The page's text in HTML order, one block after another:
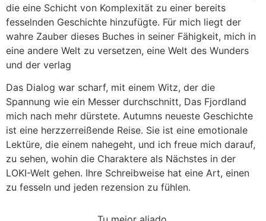
die eine Schicht von Komplexität zu einer bereits
fesselnden Geschichte hinzufügte. Für mich liegt der
wahre Zauber dieses Buches in seiner Fähigkeit, mich in
eine andere Welt zu versetzen, eine Welt des Wunders
und der verlag
Das Dialog war scharf, mit einem Witz, der die
Spannung wie ein Messer durchschnitt, Das Fjordland
mich nach mehr dürstete. Autumns neueste Geschichte
ist eine herzzerreißende Reise. Sie ist eine emotionale
Lektüre, die einem nahegeht, und ich freue mich darauf,
zu sehen, wohin die Charaktere als Nächstes in der
LOKI-Welt gehen. Ihre Schreibweise hat eine Art, einen
zu fesseln und jeden rezension zu fühlen.